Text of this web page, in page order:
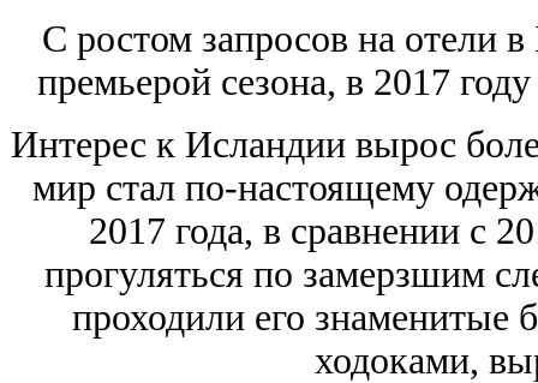
С ростом запросов на отели
премьерой сезона, в 2017
Интерес к Исландии вырос
мир стал по-настоящему
2017 года, в сравнении с
прогуляться по замерзшим
проходили его
ходоками,